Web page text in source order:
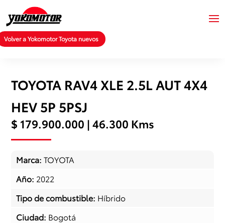
Volver a Yokomotor Toyota nuevos
TOYOTA RAV4 XLE 2.5L AUT 4X4
HEV 5P 5PSJ
$ 179.900.000 | 46.300 Kms
Marca:TOYOTA
Año: 2022
Tipo de combustible: Híbrido
Ciudad: Bogotá